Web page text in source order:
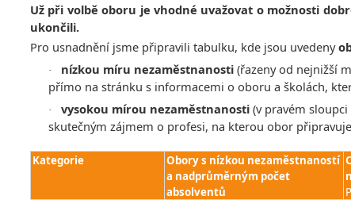
Už při volbě oboru je vhodné uvažovat o možnosti
ukončili.
Pro usnadnění jsme připravili tabulku, kde jsou uvedeny
· nízkou míru nezaměstnanosti (řazeny od nejnižší
přímo na stránku s informacemi o oboru a školách,
· vysokou mírou nezaměstnanosti (v pravém
skutečným zájmem o profesi, na kterou obor
Kategorie
Obory s nízkou nezaměstnaností
a nadprůměrným počet
absolventů